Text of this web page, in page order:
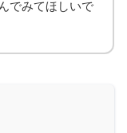
でみてほしいで